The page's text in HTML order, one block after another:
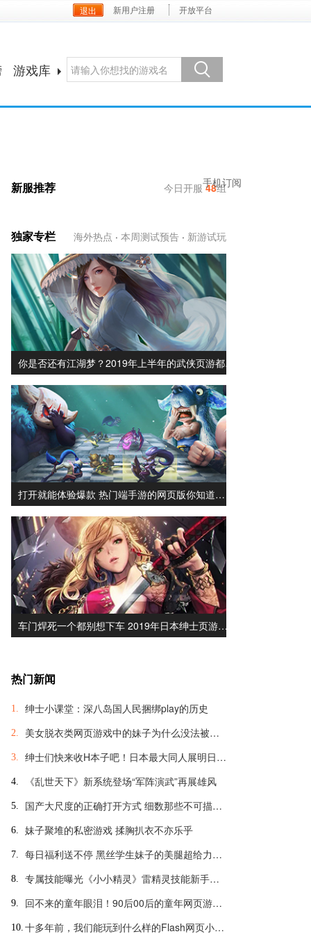
新用户注册 开放平台
游戏库
手机订阅
新服推荐 今日开服48组
独家专栏 海外热点 · 本周测试预告 · 新游试玩
你是否还有江湖梦？2019年上半年的武侠页游都…
打开就能体验爆款 热门端手游的网页版你知道…
车门焊死一个都别想下车 2019年日本绅士页游…
热门新闻
1. 绅士小课堂：深八岛国人民捆绑play的历史
2. 美女脱衣类网页游戏中的妹子为什么没法被脱光？
3. 绅士们快来收H本子吧！日本最大同人展明日开幕
4. 《乱世天下》新系统登场“军阵演武”再展雄风
5. 国产大尺度的正确打开方式 细数那些不可描述的羞羞页游
6. 妹子聚堆的私密游戏 揉胸扒衣不亦乐乎
7. 每日福利送不停 黑丝学生妹子的美腿超给力诱惑
8. 专属技能曝光《小小精灵》雷精灵技能新手引导
9. 回不来的童年眼泪！90后00后的童年网页游戏大盘点
10. 十多年前，我们能玩到什么样的Flash网页小游戏？